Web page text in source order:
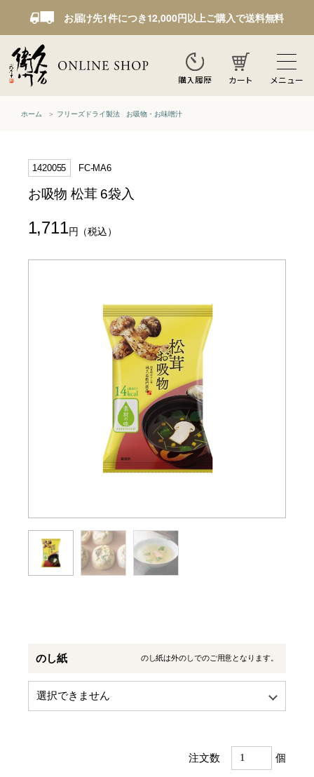
お届け先1件につき12,000円以上ご購入で送料無料
購入履歴 カート メニュー
ホーム フリーズドライ製法 お吸物・お味噌汁
1420055 FC-MA6
お吸物 松茸 6袋入
1,711円 （税込）
のし紙 のし紙は外のしでのご用意となります。
注文数 個